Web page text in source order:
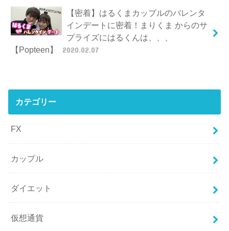
【密着】はるくまカップルのバレンタ
インデートに密着！まりくま からのサ
プライズにはるくんは、、、
【Popteen】
2020.02.07
カテゴリー
FX
カップル
ダイエット
仮想通貨